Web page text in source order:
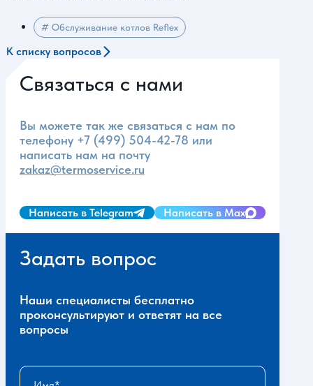
# Обслуживание котлов Reflex
К списку вопросов
Связаться с нами
Вы можете так же связаться с нам по
телефону +7 (499) 504-42-78 или
написать нам на почту
zakaz@termoservice.ru
Написать в Telegram Написать в Max
Задать вопрос
Наши специалисты бесплатно
проконсультируют и ответят на все
вопросы